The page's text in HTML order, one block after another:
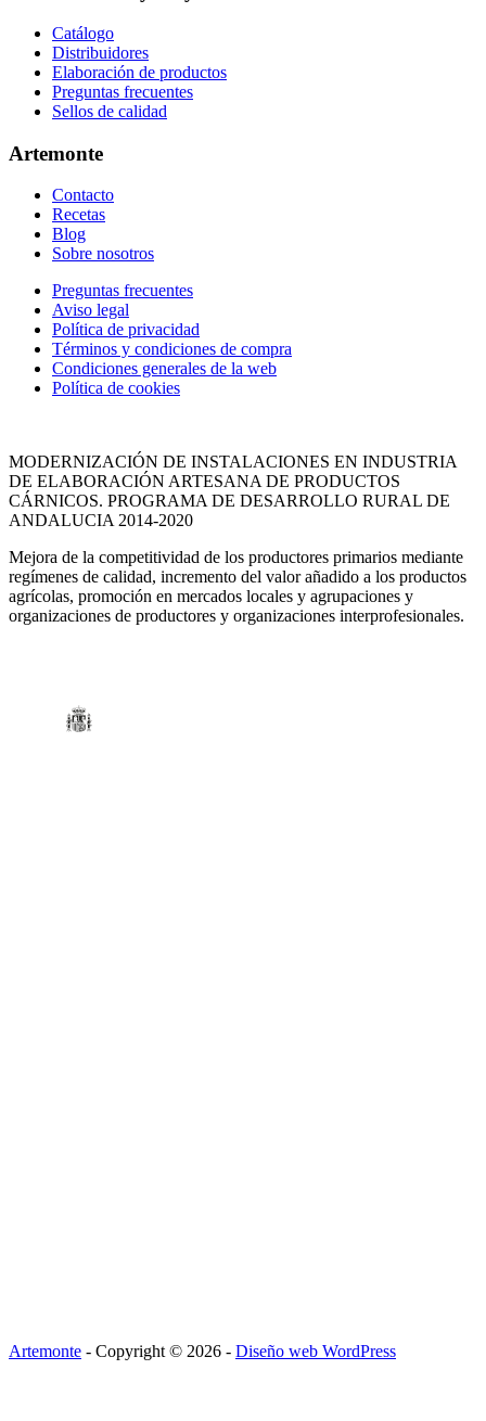
Catálogo
Distribuidores
Elaboración de productos
Preguntas frecuentes
Sellos de calidad
Artemonte
Contacto
Recetas
Blog
Sobre nosotros
Site
Footer
Preguntas frecuentes
Aviso legal
Política de privacidad
Términos y condiciones de compra
Condiciones generales de la web
Política de cookies
MODERNIZACIÓN DE INSTALACIONES EN INDUSTRIA
DE ELABORACIÓN ARTESANA DE PRODUCTOS
CÁRNICOS. PROGRAMA DE DESARROLLO RURAL DE
ANDALUCIA 2014-2020
Mejora de la competitividad de los productores primarios mediante
regímenes de calidad, incremento del valor añadido a los productos
agrícolas, promoción en mercados locales y agrupaciones y
organizaciones de productores y organizaciones interprofesionales.
Artemonte - Copyright © 2026 - Diseño web WordPress